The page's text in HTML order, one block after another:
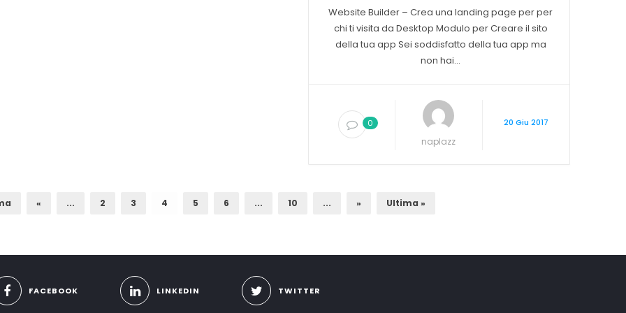
Website Builder – Crea una landing page per per
chi ti visita da Desktop Modulo per Creare il sito
della tua app Sei soddisfatto della tua app ma
non hai...
0
naplazz
20 Giu 2017
« ... 2 3 4 5 6 ... 10 ... » Ultima »
FACEBOOK LINKEDIN TWITTER